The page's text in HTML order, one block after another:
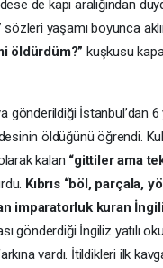
dese de kapı aralığından
sözleri yaşamı boyunca
öldürdüm?”kuşkusu
gönderildiği İstanbul’dan 6
öldüğünü öğrendi.
kalan “gittiler ama
Kıbrıs “böl, parçala,
imparatorluk kuran
gönderdiği İngiliz yatılı
vardı. İtildikleri ilk